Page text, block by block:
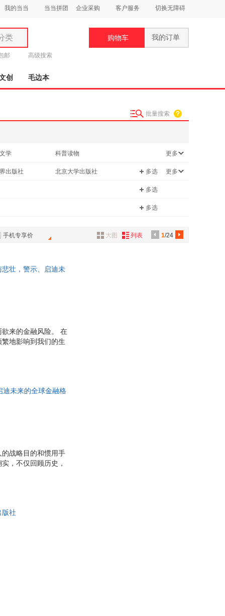
我的当当 当当拼团 企业采购 客户服务 切换无障碍
类
邮 高级搜索
购物车 我的订单
创 毛边本
批量搜索
学
科普读物
财
文化
更多
出版社
北京大学出版社
多选 更多
多选
多选
手机专享价 1/24
大图 列表
悲壮，警示、启迪未
来的金融风险。 在
地影响到我们的生
货币制度的建立和
，欧债危机风云乍
迪未来的全球金融格
战略目的和惯用手
，不仅回顾历史，
业性，亦不失通俗
，都能感受到 货币
版社